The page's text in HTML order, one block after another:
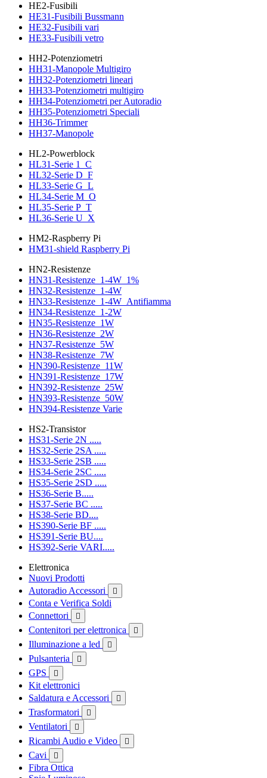
HE2-Fusibili
HE31-Fusibili Bussmann
HE32-Fusibili vari
HE33-Fusibili vetro
HH2-Potenziometri
HH31-Manopole Multigiro
HH32-Potenziometri lineari
HH33-Potenziometri multigiro
HH34-Potenziometri per Autoradio
HH35-Potenziometri Speciali
HH36-Trimmer
HH37-Manopole
HL2-Powerblock
HL31-Serie 1_C
HL32-Serie D_F
HL33-Serie G_L
HL34-Serie M_O
HL35-Serie P_T
HL36-Serie U_X
HM2-Raspberry Pi
HM31-shield Raspberry Pi
HN2-Resistenze
HN31-Resistenze_1-4W_1%
HN32-Resistenze_1-4W
HN33-Resistenze_1-4W_Antifiamma
HN34-Resistenze_1-2W
HN35-Resistenze_1W
HN36-Resistenze_2W
HN37-Resistenze_5W
HN38-Resistenze_7W
HN390-Resistenze_11W
HN391-Resistenze_17W
HN392-Resistenze_25W
HN393-Resistenze_50W
HN394-Resistenze Varie
HS2-Transistor
HS31-Serie 2N .....
HS32-Serie 2SA .....
HS33-Serie 2SB .....
HS34-Serie 2SC .....
HS35-Serie 2SD .....
HS36-Serie B.....
HS37-Serie BC .....
HS38-Serie BD....
HS390-Serie BF .....
HS391-Serie BU....
HS392-Serie VARI.....
Elettronica
Nuovi Prodotti
Autoradio Accessori

Conta e Verifica Soldi
Connettori

Contenitori per elettronica 
Illuminazione a led 
Pulsanteria 
GPS 
Kit elettronici
Saldatura e Accessori

Trasformatori 
Ventilatori 
Ricambi Audio e Video 
Cavi 
Fibra Ottica